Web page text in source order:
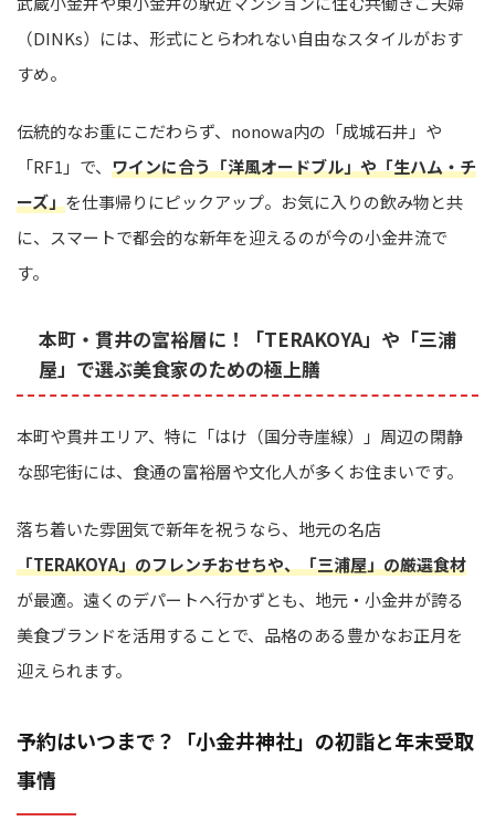
（DINKs）には、形式にとらわれない自由なスタイルがおす
すめ。
伝統的なお重にこだわらず、nonowa内の「成城石井」や
「RF1」で、 ワインに合う「洋風オードブル」や「生ハム・チ
ーズ」を仕事帰りにピックアップ。お気に入りの飲み物と共
に、スマートで都会的な新年を迎えるのが今の小金井流で
す。
本町・貫井の富裕層に！「TERAKOYA」や「三浦
屋」で選ぶ美食家のための極上膳
本町や貫井エリア、特に「はけ（国分寺崖線）」周辺の閑静
な邸宅街には、食通の富裕層や文化人が多くお住まいです。
落ち着いた雰囲気で新年を祝うなら、地元の名店
「TERAKOYA」のフレンチおせちや、「三浦屋」の厳選食材
が最適。遠くのデパートへ行かずとも、地元・小金井が誇る
美食ブランドを活用することで、品格のある豊かなお正月を
迎えられます。
予約はいつまで？「小金井神社」の初詣と年末受取
事情